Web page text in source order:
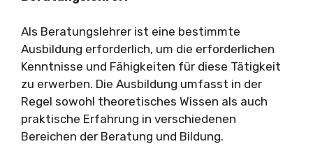
Als Beratungslehrer ist eine bestimmte
Ausbildung erforderlich, um die erforderlichen
Kenntnisse und Fähigkeiten für diese Tätigkeit
zu erwerben. Die Ausbildung umfasst in der
Regel sowohl theoretisches Wissen als auch
praktische Erfahrung in verschiedenen
Bereichen der Beratung und Bildung.